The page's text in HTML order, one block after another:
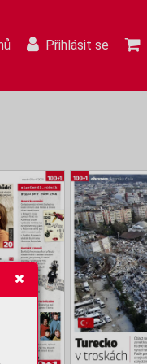
Přihlásit se